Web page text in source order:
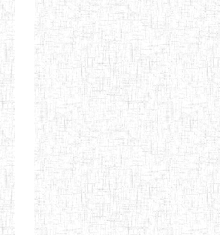
Etablissements
d'enseignement
normal
ENI
Chercher:
Effacer les filtres
Denomination